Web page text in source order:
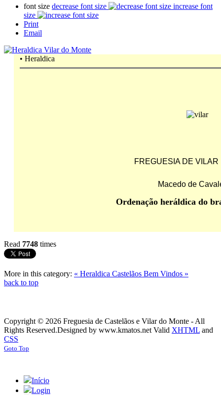
font size decrease font size
increase font
size
Print
Email
• Heraldica
FREGUESIA DE VILAR
Macedo de
Ordenação heráldica do
Read 7748 times
More in this category: « Heraldica Castelãos Bem Vindos »
back to top
Copyright © 2026 Freguesia de Castelãos e Vilar do Monte - All
Rights Reserved.Designed by www.kmatos.net Valid XHTML and
CSS
Goto Top
Início
Login